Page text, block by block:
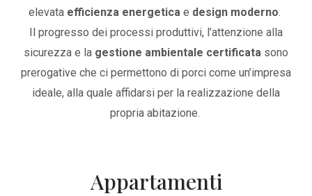
elevata efficienza energetica e design moderno.
Il progresso dei processi produttivi, l’attenzione alla
sicurezza e la gestione ambientale certificata sono
prerogative che ci permettono di porci come un’impresa
ideale, alla quale affidarsi per la realizzazione della
propria abitazione.
Appartamenti